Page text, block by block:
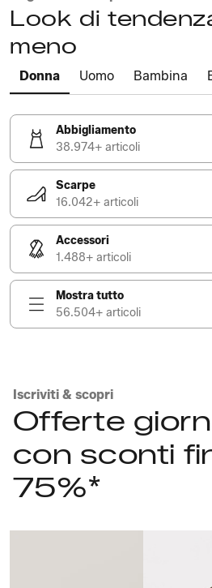
Look di
meno
Donna Uomo Bambina
Abbigliamento
38.974+ articoli
Scarpe
16.042+ articoli
Accessori
1.488+ articoli
Mostra tutto
56.504+ articoli
Iscriviti & scopri
Offerte
con sconti
75%*